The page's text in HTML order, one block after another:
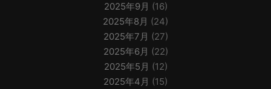
2025年9月 (16)
2025年8月 (24)
2025年7月 (27)
2025年6月 (22)
2025年5月 (12)
2025年4月 (15)